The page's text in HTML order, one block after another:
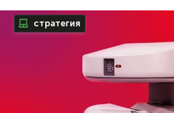
стратегия